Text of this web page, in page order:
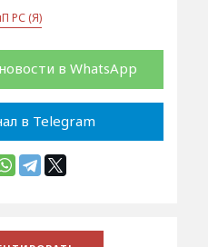
РС (Я)
в WhatsApp
в Telegram